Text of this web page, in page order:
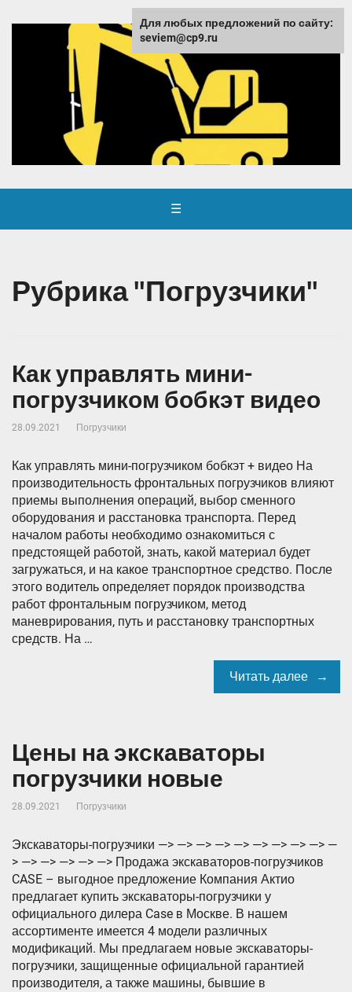
☰
Рубрика "Погрузчики"
Как управлять мини-
погрузчиком бобкэт видео
28.09.2021 Погрузчики
Как управлять мини-погрузчиком бобкэт + видео На
производительность фронтальных погрузчиков влияют
приемы выполнения операций, выбор сменного
оборудования и расстановка транспорта. Перед
началом работы необходимо ознакомиться с
предстоящей работой, знать, какой материал будет
загружаться, и на какое транспортное средство. После
этого водитель определяет порядок производства
работ фронтальным погрузчиком, метод
маневрирования, путь и расстановку транспортных
средств. На …
Читать далее
Цены на экскаваторы
погрузчики новые
28.09.2021 Погрузчики
Экскаваторы-погрузчики —> —> —> —> —> —> —> —> —> —
> —> —> —> —> —> Продажа экскаваторов-погрузчиков
CASE – выгодное предложение Компания Актио
предлагает купить экскаваторы-погрузчики у
официального дилера Case в Москве. В нашем
ассортименте имеется 4 модели различных
модификаций. Мы предлагаем новые экскаваторы-
погрузчики, защищенные официальной гарантией
производителя, а также машины, бывшие в
Для любых предложений по сайту:
seviem@cp9.ru